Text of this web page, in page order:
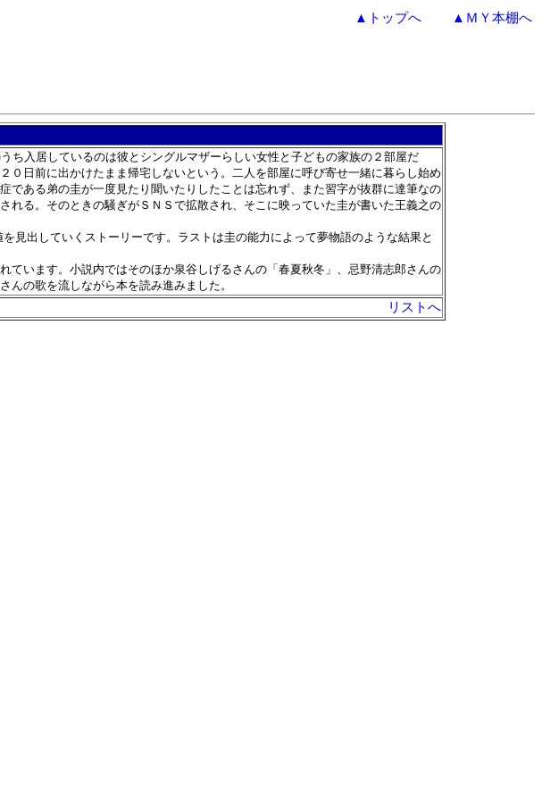
▲トップへ ▲ＭＹ本棚へ
入居しているのは彼とシングルマザーらしい女性と子どもの家族の２部屋だ
日前に出かけたまま帰宅しないという。二人を部屋に呼び寄せ一緒に暮らし始め
ある弟の圭が一度見たり聞いたりしたことは忘れず、また習字が抜群に達筆なの
る。そのときの騒ぎがＳＮＳで拡散され、そこに映っていた圭が書いた王義之の
出していくストーリーです。ラストは圭の能力によって夢物語のような結果と
います。小説内ではそのほか泉谷しげるさんの「春夏秋冬」、忌野清志郎さんの
んの歌を流しながら本を読み進みました。
リストへ